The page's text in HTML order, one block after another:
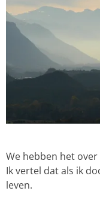
We hebben het
Ik vertel dat als ik
leven.